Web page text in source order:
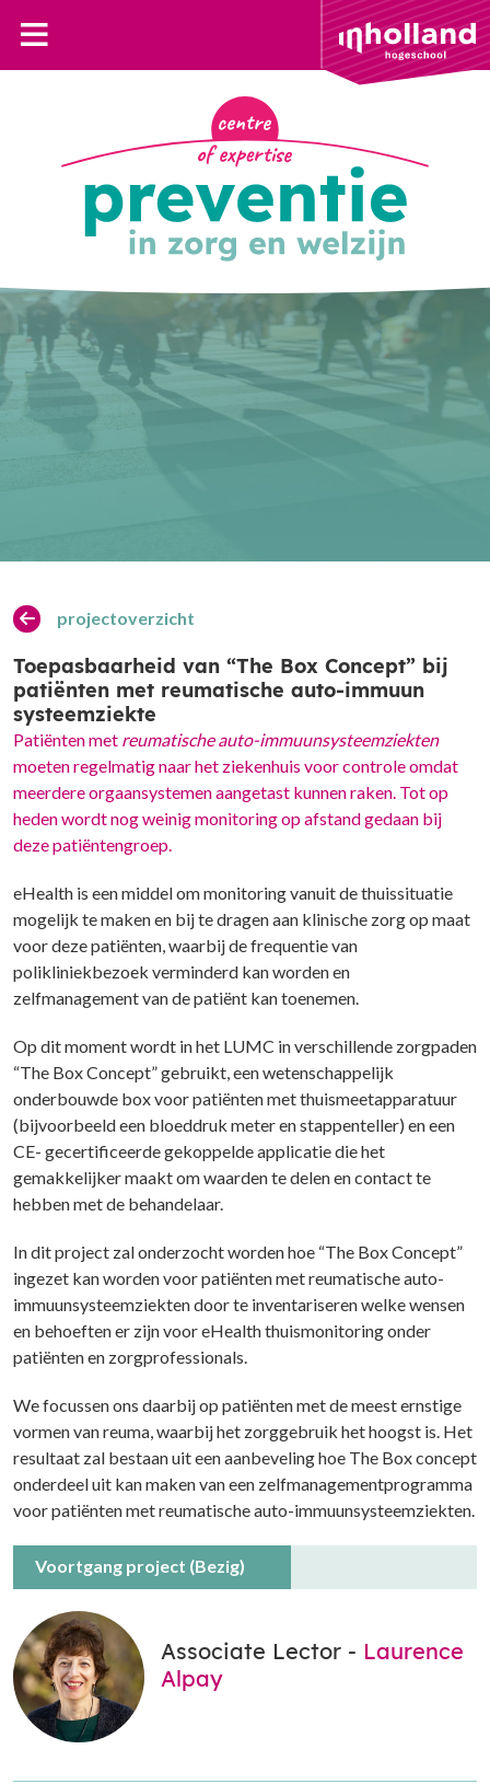
projectoverzicht
Toepasbaarheid van “The Box Concept” bij
patiënten met reumatische auto-immuun
systeemziekte
Patiënten met reumatische auto-immuunsysteemziekten
moeten regelmatig naar het ziekenhuis voor controle omdat
meerdere orgaansystemen aangetast kunnen raken. Tot op
heden wordt nog weinig monitoring op afstand gedaan bij
deze patiëntengroep.
eHealth is een middel om monitoring vanuit de thuissituatie
mogelijk te maken en bij te dragen aan klinische zorg op maat
voor deze patiënten, waarbij de frequentie van
polikliniekbezoek verminderd kan worden en
zelfmanagement van de patiënt kan toenemen.
Op dit moment wordt in het LUMC in verschillende zorgpaden
“The Box Concept” gebruikt, een wetenschappelijk
onderbouwde box voor patiënten met thuismeetapparatuur
(bijvoorbeeld een bloeddruk meter en stappenteller) en een
CE- gecertificeerde gekoppelde applicatie die het
gemakkelijker maakt om waarden te delen en contact te
hebben met de behandelaar.
In dit project zal onderzocht worden hoe “The Box Concept”
ingezet kan worden voor patiënten met reumatische auto-
immuunsysteemziekten door te inventariseren welke wensen
en behoeften er zijn voor eHealth thuismonitoring onder
patiënten en zorgprofessionals.
We focussen ons daarbij op patiënten met de meest ernstige
vormen van reuma, waarbij het zorggebruik het hoogst is. Het
resultaat zal bestaan uit een aanbeveling hoe The Box concept
onderdeel uit kan maken van een zelfmanagementprogramma
voor patiënten met reumatische auto-immuunsysteemziekten.
Voortgang project (Bezig)
Associate Lector - Laurence
Alpay